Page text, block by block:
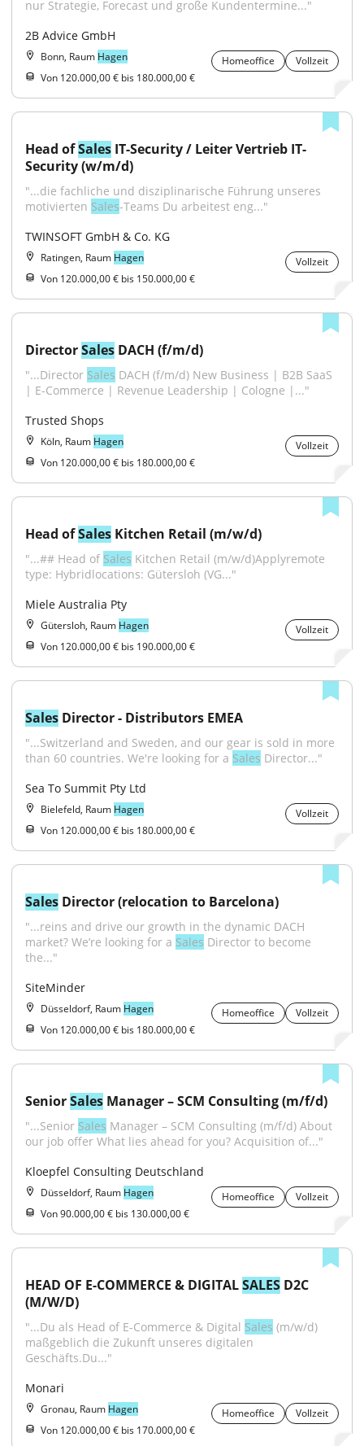
nur Strategie, Forecast und große Kundentermine..."
2B Advice GmbH
Bonn, Raum Hagen Homeoffice
Vollzeit
Von 120.000,00 € bis 180.000,00 €
Head of Sales IT-Security / Leiter Vertrieb IT-
Security (w/m/d)
"...die fachliche und disziplinarische Führung unseres
motivierten Sales-Teams Du arbeitest eng..."
TWINSOFT GmbH & Co. KG
Ratingen, Raum Hagen
Vollzeit
Von 120.000,00 € bis 150.000,00 €
Director Sales DACH (f/m/d)
"...Director Sales DACH (f/m/d) New Business | B2B SaaS
| E-Commerce | Revenue Leadership | Cologne |..."
Trusted Shops
Köln, Raum Hagen
Vollzeit
Von 120.000,00 € bis 180.000,00 €
Head of Sales Kitchen Retail (m/w/d)
"...## Head of Sales Kitchen Retail (m/w/d)Applyremote
type: Hybridlocations: Gütersloh (VG..."
Miele Australia Pty
Gütersloh, Raum Hagen
Vollzeit
Von 120.000,00 € bis 190.000,00 €
Sales Director - Distributors EMEA
"...Switzerland and Sweden, and our gear is sold in more
than 60 countries. We're looking for a Sales Director..."
Sea To Summit Pty Ltd
Bielefeld, Raum Hagen
Vollzeit
Von 120.000,00 € bis 180.000,00 €
Sales Director (relocation to Barcelona)
"...reins and drive our growth in the dynamic DACH
market? We’re looking for a Sales Director to become
the..."
SiteMinder
Düsseldorf, Raum Hagen Homeoffice
Vollzeit
Von 120.000,00 € bis 180.000,00 €
Senior Sales Manager – SCM Consulting (m/f/d)
"...Senior Sales Manager – SCM Consulting (m/f/d) About
our job offer What lies ahead for you? Acquisition of..."
Kloepfel Consulting Deutschland
Düsseldorf, Raum Hagen Homeoffice
Vollzeit
Von 90.000,00 € bis 130.000,00 €
HEAD OF E-COMMERCE & DIGITAL SALES D2C
(M/W/D)
"...Du als Head of E-Commerce & Digital Sales (m/w/d)
maßgeblich die Zukunft unseres digitalen
Geschäfts.Du..."
Monari
Gronau, Raum Hagen Homeoffice
Vollzeit
Von 120.000,00 € bis 170.000,00 €